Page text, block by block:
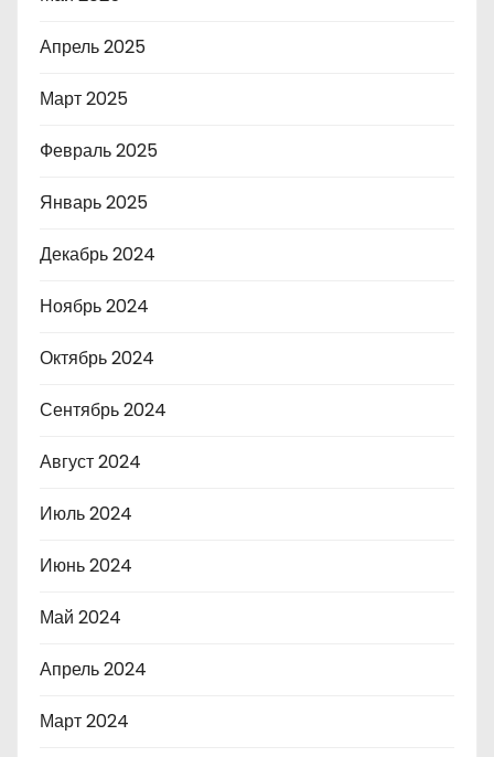
Апрель 2025
Март 2025
Февраль 2025
Январь 2025
Декабрь 2024
Ноябрь 2024
Октябрь 2024
Сентябрь 2024
Август 2024
Июль 2024
Июнь 2024
Май 2024
Апрель 2024
Март 2024